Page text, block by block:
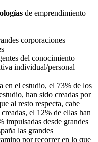
de emprendimiento
corporaciones
del conocimiento
individual/personal
en el estudio, el 73% de los
han sido creadas por
al resto respecta, cabe
el 12% de ellas han
impulsadas desde grandes
las grandes
por recorrer en lo que